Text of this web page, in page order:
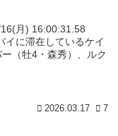
月) 16:00:31.58
イに滞在しているケイ
（牡4・森秀）、ルク
2026.03.17 7